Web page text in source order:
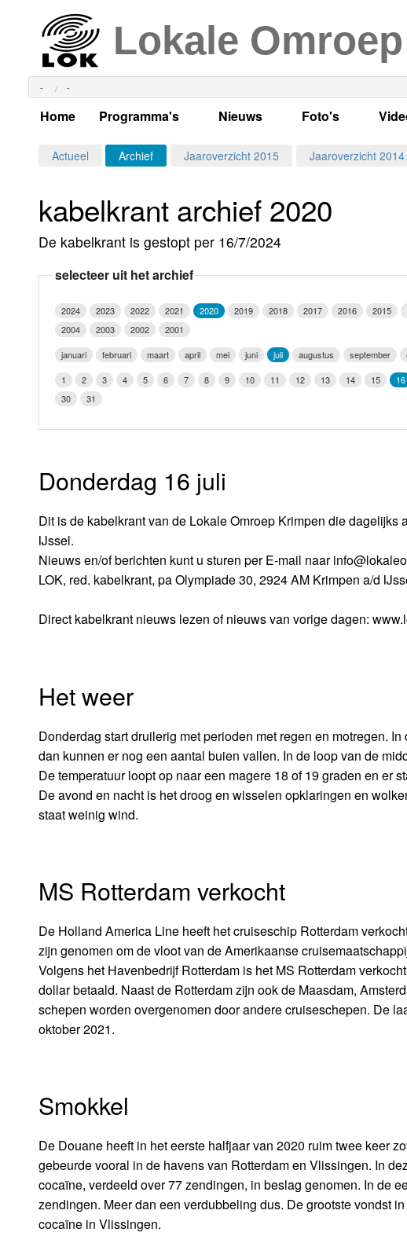
Lokale
- -
Home Programma's
Alle dagen
Per dag
Maandag
Vrijdag
Luister LOK Live
LOK schijf
Oude LOK programma's
Nieuws
Actueel Lokaal Nieuws
Kabelkrant
Foto's
Algemeen
Programma's
LOK
Actueel Archief Jaaroverzicht 2015 Jaaroverzicht 2014
kabelkrant archief 2020
De kabelkrant is gestopt per 16/7/2024
selecteer uit het archief
2024 2023 2022 2021 2020 2019 2018 2017 2016 2015
2004
2003 2002
2001
januari
februari maart april mei juni juli augustus september
1
2 3 4 5 6 7 8 9 10 11 12 13 14 15 16
30
31
Donderdag 16 juli
Dit is de kabelkrant van de Lokale Omroep Krimpen die
IJssel.
Nieuws en/of berichten kunt u sturen per E-mail naar
LOK, red. kabelkrant, pa Olympiade 30, 2924 AM Krimpen a/d
Direct kabelkrant nieuws lezen of nieuws van vorige dagen:
Het weer
Donderdag start druilerig met perioden met regen en motregen.
dan kunnen er nog een aantal buien vallen. In de loop van de
De temperatuur loopt op naar een magere 18 of 19 graden en er
De avond en nacht is het droog en wisselen opklaringen en
staat weinig wind.
MS Rotterdam verkocht
De Holland America Line heeft het cruiseschip Rotterdam
zijn genomen om de vloot van de Amerikaanse
Volgens het Havenbedrijf Rotterdam is het MS Rotterdam
dollar betaald. Naast de Rotterdam zijn ook de Maasdam,
schepen worden overgenomen door andere cruiseschepen. De
oktober 2021.
Smokkel
De Douane heeft in het eerste halfjaar van 2020 ruim twee keer
gebeurde vooral in de havens van Rotterdam en Vlissingen. In
cocaïne, verdeeld over 77 zendingen, in beslag genomen. In de
zendingen. Meer dan een verdubbeling dus. De grootste vondst
cocaïne in Vlissingen.